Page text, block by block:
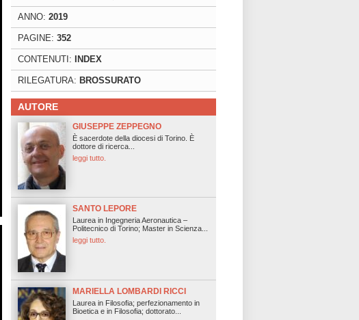
ANNO: 2019
PAGINE: 352
CONTENUTI: INDEX
RILEGATURA: BROSSURATO
AUTORE
GIUSEPPE ZEPPEGNO
È sacerdote della diocesi di Torino. È
dottore di ricerca...
leggi tutto.
SANTO LEPORE
Laurea in Ingegneria Aeronautica –
Politecnico di Torino; Master in Scienza...
leggi tutto.
MARIELLA LOMBARDI RICCI
Laurea in Filosofia; perfezionamento in
Bioetica e in Filosofia; dottorato...